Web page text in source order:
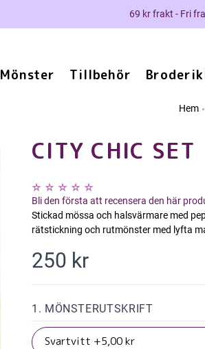
69 kr frakt - Fri
Mönster Tillbehör
Hem
CITY CHIC SET
Bli den första att recensera den här
Stickad mössa och halsvärmare med
rätstickning och rutmönster med lyfta
250 kr
1. MÖNSTERUTSKRIFT